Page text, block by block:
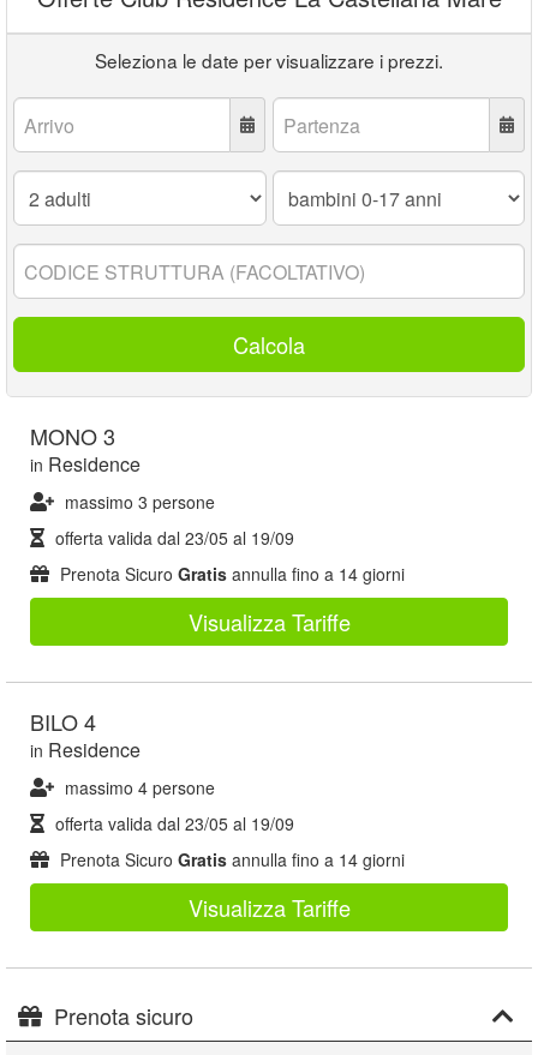
Seleziona le date per visualizzare i prezzi.
Arrivo: Partenza:
Adulti:
Bambini
17
Codice
struttura:
Calcola
MONO 3
in Residence
massimo 3 persone
offerta valida dal 23/05 al 19/09
Prenota Sicuro Gratis annulla fino a 14 giorni
Visualizza Tariffe
BILO 4
in Residence
massimo 4 persone
offerta valida dal 23/05 al 19/09
Prenota Sicuro Gratis annulla fino a 14 giorni
Visualizza Tariffe
Prenota sicuro